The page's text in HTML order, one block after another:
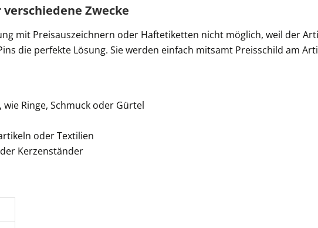
Zwecke
mit Preisauszeichnern oder Haftetiketten nicht möglich, weil der
die perfekte Lösung. Sie werden einfach mitsamt Preisschild am
Ringe, Schmuck oder Gürtel
oder Textilien
Kerzenständer